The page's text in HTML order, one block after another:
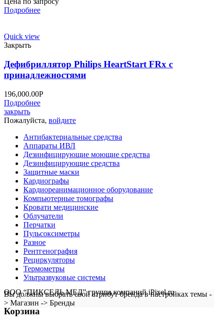
Подробнее
Quick view
Закрыть
Дефибриллятор Philips HeartStart FRx с
принадлежностями
196,000.00Р
Подробнее
закрыть
Пожалуйста, войдите
Антибактериальные средства
Аппараты ИВЛ
Дезинфицирующие моющие средства
Дезинфицирующие средства
Защитные маски
Кардиографы
Кардиореанимационное оборудование
Компьютерные томографы
Кровати медицинские
Облучатели
Перчатки
Пульсоксиметры
Разное
Рентгенография
Рециркуляторы
Термометры
Ультразвуковые системы
Вы должны выбрать свой атрибут бренда в настройках темы -
> Магазин -> Бренды
ООО “ПИКСЕЛЬ МЕД” группа компаний iPixel.ru
Корзина